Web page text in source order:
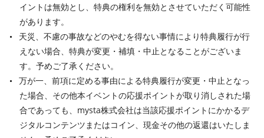
イントは無効とし、特典の権利を無効とさせていただく可能性
があります。
天災、不慮の事故などのやむを得ない事情により特典履行が行
えない場合、特典が変更・補填・中止となることがございま
す。予めご了承ください。
万が一、前項に定める事由による特典履行が変更・中止となっ
た場合、その他本イベントの応援ポイントが取り消しされた場
合であっても、mysta株式会社は当該応援ポイントにかかるデ
ジタルコンテンツまたはコイン、現金その他の返還はいたしま